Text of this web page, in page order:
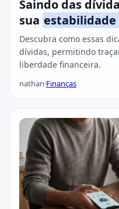
Saindo das
sua
Descubra como essas
dívidas, permitindo
liberdade financeira.
nathan·Finanças